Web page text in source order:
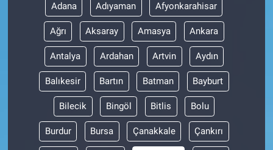
Adana Adıyaman Afyonkarahisar
Ağrı Aksaray Amasya Ankara
Antalya Ardahan Artvin Aydın
Balıkesir Bartın Batman Bayburt
Bilecik Bingöl Bitlis Bolu
Burdur Bursa Çanakkale Çankırı